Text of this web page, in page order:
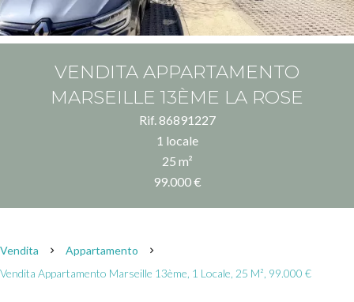
VENDITA APPARTAMENTO
MARSEILLE 13ÈME LA ROSE
Rif. 86891227
1 locale
25 m²
99.000 €
Vendita
Appartamento
Vendita Appartamento Marseille 13ème, 1 Locale, 25 M², 99.000 €